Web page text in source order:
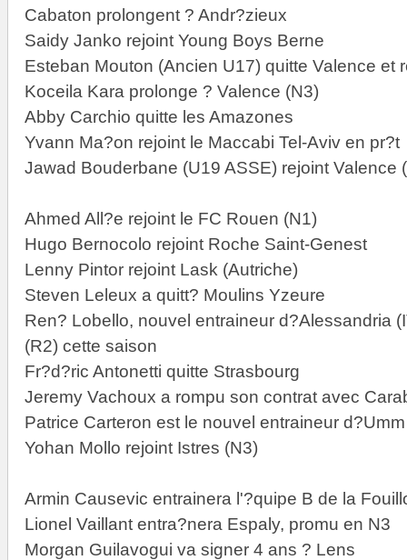
Cabaton prolongent ? Andr?zieux
Saidy Janko rejoint Young Boys Berne
Esteban Mouton (Ancien U17) quitte Valence et
Koceila Kara prolonge ? Valence (N3)
Abby Carchio quitte les Amazones
Yvann Ma?on rejoint le Maccabi Tel-Aviv en pr?t
Jawad Bouderbane (U19 ASSE) rejoint Valence
Ahmed All?e rejoint le FC Rouen (N1)
Hugo Bernocolo rejoint Roche Saint-Genest
Lenny Pintor rejoint Lask (Autriche)
Steven Leleux a quitt? Moulins Yzeure
Ren? Lobello, nouvel entraineur d?Alessandria
(R2) cette saison
Fr?d?ric Antonetti quitte Strasbourg
Jeremy Vachoux a rompu son contrat avec
Patrice Carteron est le nouvel entraineur
Yohan Mollo rejoint Istres (N3)
Armin Causevic entrainera l'?quipe B de la
Lionel Vaillant entra?nera Espaly, promu en N3
Morgan Guilavogui va signer 4 ans ? Lens